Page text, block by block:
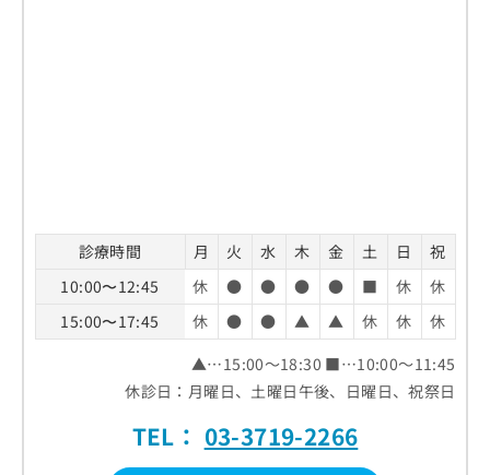
診療時間 月 火 水 木 金 土 日
祝
10:00〜12:45
休 ● ● ● ● ■ 休
休
15:00〜17:45
休 ● ● ▲ ▲ 休 休
休
▲…15:00～18:30 ■…10:00～11:45
休診日：月曜日、土曜日午後、日曜日、祝祭日
TEL： 03-3719-2266